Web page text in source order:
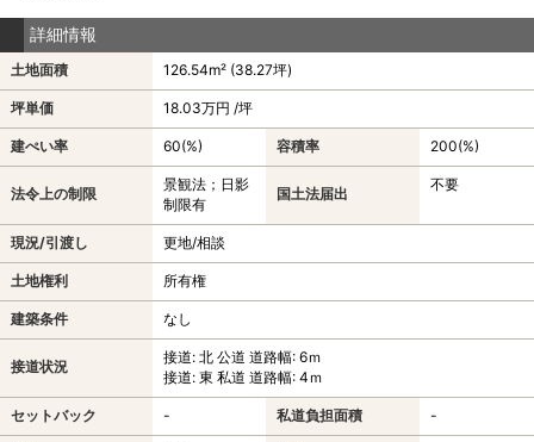
詳細情報
土地面積 126.54m² (38.27坪)
坪単価 18.03万円 /坪
建ぺい率 60(%) 容積率 200(%)
法令上の制限
景観法；日影
制限有
国土法届出
不要
現況/引渡し 更地/相談
土地権利 所有権
建築条件 なし
接道状況
接道: 北 公道 道路幅: 6ｍ
接道: 東 私道 道路幅: 4ｍ
セットバック - 私道負担面積 -